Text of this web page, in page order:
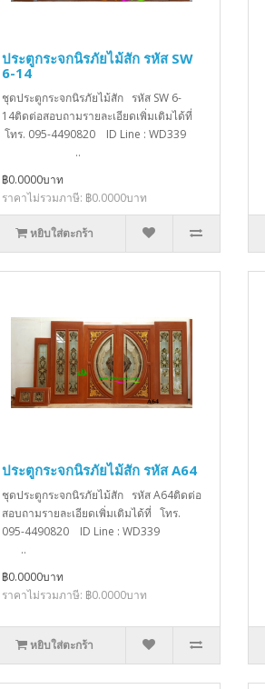
ประตูกระจกนิรภัยไม้สัก รหัส SW
6-14
ชุดประตูกระจกนิรภัยไม้สัก รหัส SW 6-
14ติดต่อสอบถามรายละเอียดเพิ่มเติมได้ที่
โทร. 095-4490820 ID Line : WD339
..
฿0.0000บาท
ราคาไม่รวมภาษี: ฿0.0000บาท
หยิบใส่ตะกร้า
ประตูกระจกนิรภัยไม้สัก รหัส A64
ชุดประตูกระจกนิรภัยไม้สัก รหัส A64ติดต่อ
สอบถามรายละเอียดเพิ่มเติมได้ที่ โทร.
095-4490820 ID Line : WD339
..
฿0.0000บาท
ราคาไม่รวมภาษี: ฿0.0000บาท
หยิบใส่ตะกร้า